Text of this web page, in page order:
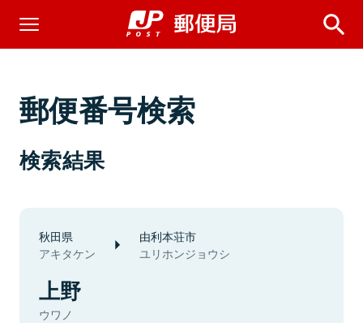
郵便番号検索
検索結果
秋田県
アキタケン
由利本荘市
ユリホンジョウシ
上野
ウワノ